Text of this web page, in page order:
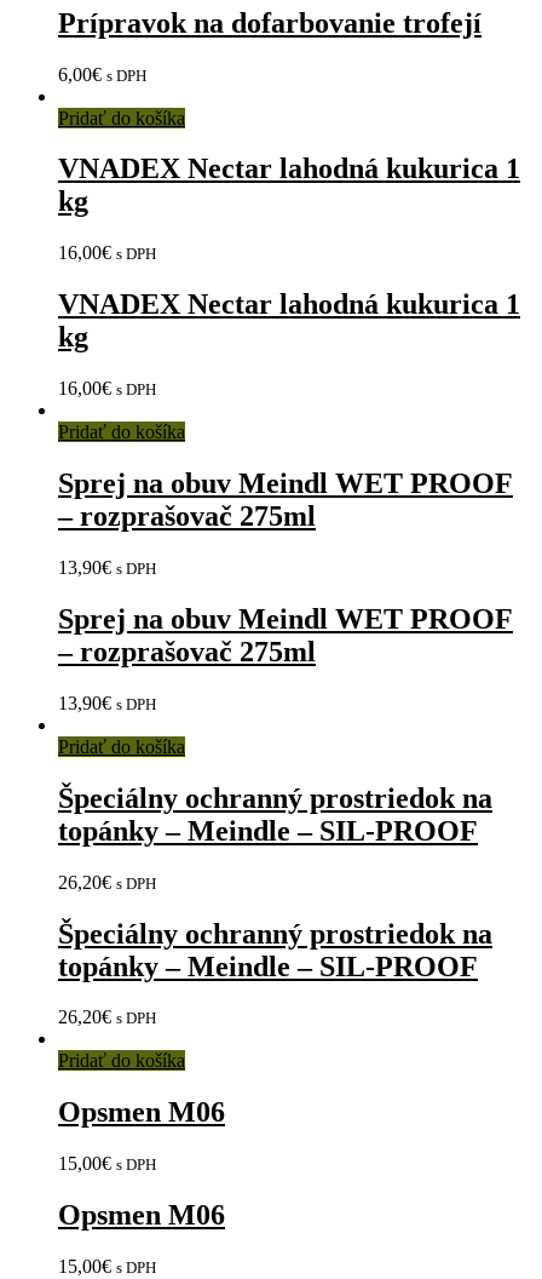
Prípravok na dofarbovanie trofejí
6,00€ s DPH
Pridať do košíka
VNADEX Nectar lahodná kukurica 1
kg
16,00€ s DPH
VNADEX Nectar lahodná kukurica 1
kg
16,00€ s DPH
Pridať do košíka
Sprej na obuv Meindl WET PROOF
– rozprašovač 275ml
13,90€ s DPH
Sprej na obuv Meindl WET PROOF
– rozprašovač 275ml
13,90€ s DPH
Pridať do košíka
Špeciálny ochranný prostriedok na
topánky – Meindle – SIL-PROOF
26,20€ s DPH
Špeciálny ochranný prostriedok na
topánky – Meindle – SIL-PROOF
26,20€ s DPH
Pridať do košíka
Opsmen M06
15,00€ s DPH
Opsmen M06
15,00€ s DPH